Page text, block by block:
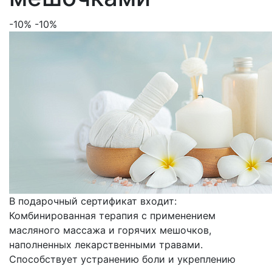
-10% -10%
В подарочный сертификат входит:
Комбинированная терапия с применением
масляного массажа и горячих мешочков,
наполненных лекарственными травами.
Способствует устранению боли и укреплению